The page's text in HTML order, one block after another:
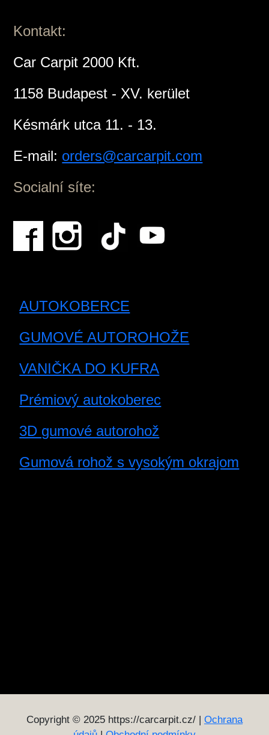
Kontakt:
Car Carpit 2000 Kft.
1158 Budapest - XV. kerület
Késmárk utca 11. - 13.
E-mail: orders@carcarpit.com
Socialní síte:
AUTOKOBERCE
GUMOVÉ AUTOROHOŽE
VANIČKA DO KUFRA
Prémiový autokoberec
3D gumové autorohož
Gumová rohož s vysokým okrajom
Copyright © 2025 https://carcarpit.cz/ | Ochrana